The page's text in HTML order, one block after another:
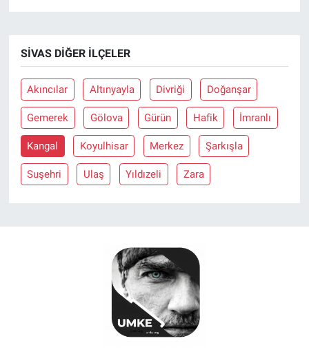
SIVAS DIĞER İLÇELER
Akıncılar Altınyayla Divriği Doğanşar
Gemerek Gölova Gürün Hafik İmranlı
Kangal Koyulhisar Merkez Şarkışla
Suşehri Ulaş Yıldızeli Zara